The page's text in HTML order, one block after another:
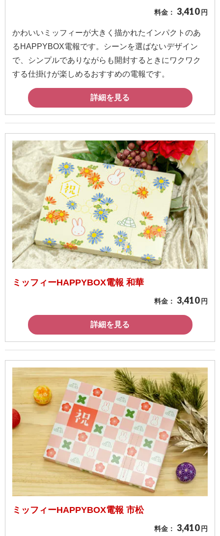
料金： 3,410 円
かわいいミッフィーが大きく描かれたインパクトのあ
るHAPPYBOX電報です。シーンを選ばないデザイン
で、シンプルでありながらも開封するときにワクワク
する仕掛けが楽しめるおすすめの電報です。
詳細を見る
ミッフィーHAPPYBOX電報 和華
料金： 3,410 円
詳細を見る
ミッフィーHAPPYBOX電報 市松
料金： 3,410 円